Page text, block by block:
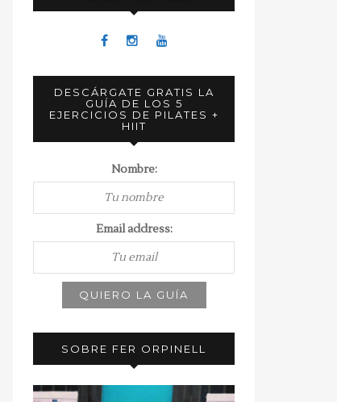
DESCÁRGATE GRATIS LA
GUÍA DE LOS 5
EJERCICIOS DE PILATES +
HIIT
Nombre:
Email address:
SOBRE FER ORPINELL